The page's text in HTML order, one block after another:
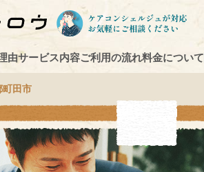
由サービス内容ご利用の流れ料金について
町田市